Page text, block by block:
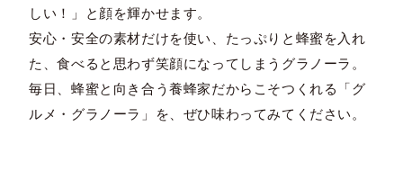
しい！」と顔を輝かせます。
安心・安全の素材だけを使い、たっぷりと蜂蜜を入れ
た、食べると思わず笑顔になってしまうグラノーラ。
毎日、蜂蜜と向き合う養蜂家だからこそつくれる「グ
ルメ・グラノーラ」を、ぜひ味わってみてください。